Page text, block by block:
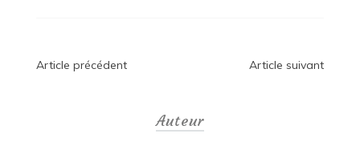
Navigation
Article précédent Article suivant
Auteur